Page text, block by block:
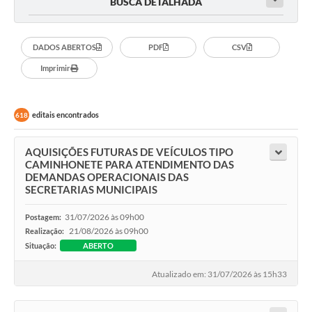
DADOS ABERTOS PDF CSV
Imprimir
618 editais encontrados
AQUISIÇÕES FUTURAS DE VEÍCULOS TIPO
CAMINHONETE PARA ATENDIMENTO DAS
DEMANDAS OPERACIONAIS DAS
SECRETARIAS MUNICIPAIS
Postagem: 31/07/2026 às 09h00
Realização: 21/08/2026 às 09h00
Situação: ABERTO
Atualizado em: 31/07/2026 às 15h33